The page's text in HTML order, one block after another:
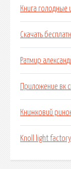
Книга голодные
Скачать
Ратмир
Приложение вк
Книжковий
Knoll light